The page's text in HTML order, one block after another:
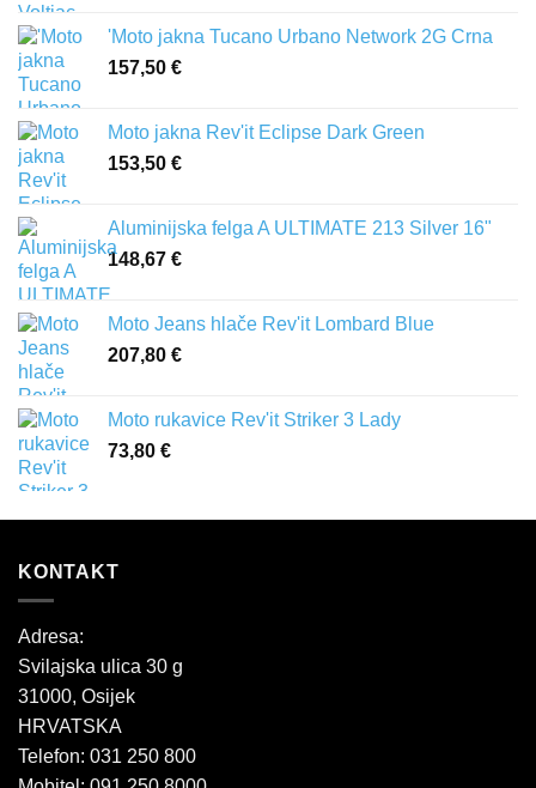
'Moto jakna Tucano Urbano Network 2G Crna
157,50 €
Moto jakna Rev'it Eclipse Dark Green
153,50 €
Aluminijska felga A ULTIMATE 213 Silver 16"
148,67 €
Moto Jeans hlače Rev'it Lombard Blue
207,80 €
Moto rukavice Rev'it Striker 3 Lady
73,80 €
KONTAKT
Adresa:
Svilajska ulica 30 g
31000, Osijek
HRVATSKA
Telefon: 031 250 800